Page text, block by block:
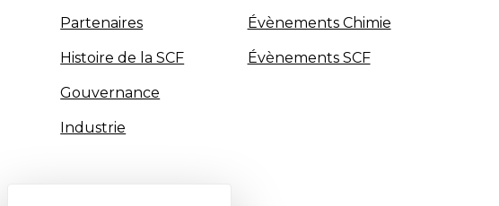
Partenaires
Histoire de la SCF
Gouvernance
Industrie
Évènements Chimie
Évènements SCF